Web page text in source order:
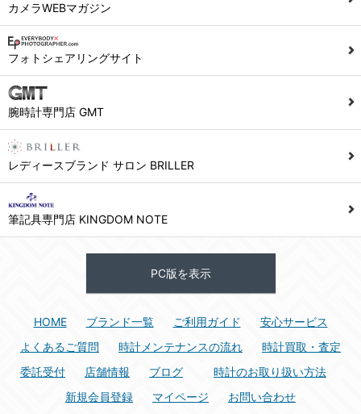
カメラWEBマガジン
フォトシェアリングサイト
腕時計専門店 GMT
レディースブランド サロン BRILLER
筆記具専門店 KINGDOM NOTE
PC版を表示
HOME ブランド一覧 ご利用ガイド
安心サービス
よくあるご質問
時計メンテナンスの流れ
時計買取・査定
委託受付
店舗情報 ブログ
時計のお取り扱い方法
新規会員登録
マイページ お問い合わせ